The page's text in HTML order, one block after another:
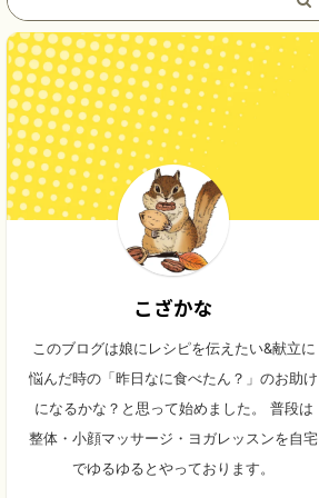
こざかな
このブログは娘にレシピを伝えたい&献立に
悩んだ時の「昨日なに食べたん？」のお助け
になるかな？と思って始めました。 普段は
整体・小顔マッサージ・ヨガレッスンを自宅
でゆるゆるとやっております。